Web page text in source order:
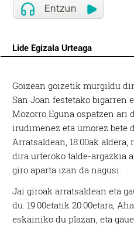
Lide Egizala Urteaga
Goizean goizetik murgildu
San Joan festetako bigarren
Mozorro Eguna ospatzen ari
irudimenez eta umorez bete
Arratsaldean, 18:00ak
dira urteroko talde-argazkia
giro aparta izan da nagusi.
Jai giroak arratsaldean eta
du. 19:00etatik 20:00etara,
eskainiko du plazan, eta